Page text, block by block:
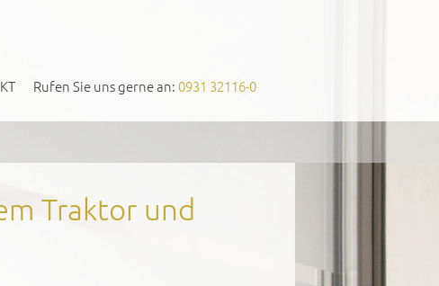
Rufen Sie uns gerne an: 0931 32116-0
Traktor und